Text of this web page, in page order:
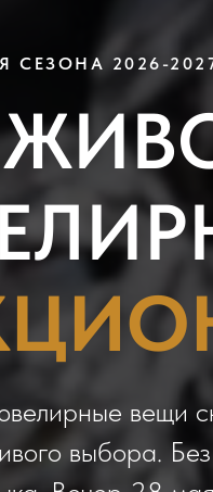
СЕЗОНА 2026-
вещи
выбора.